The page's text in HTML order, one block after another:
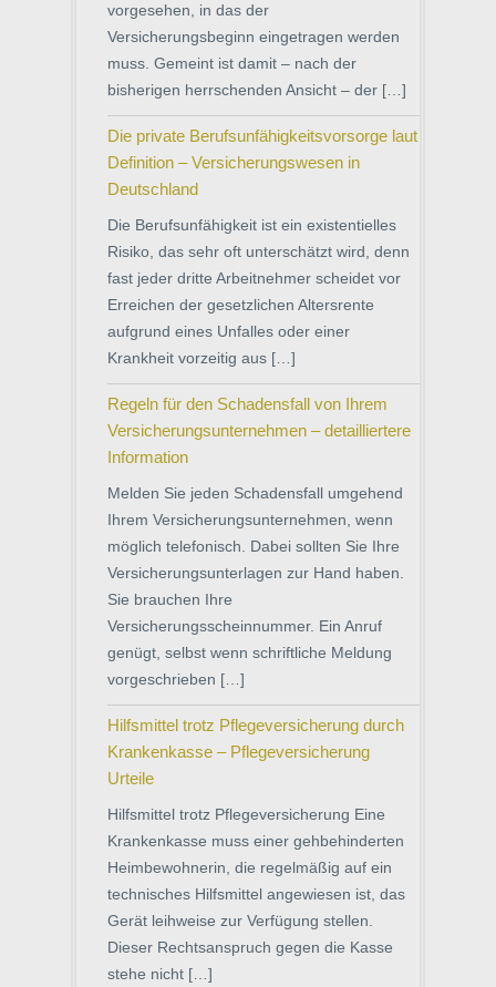
vorgesehen, in das der
Versicherungsbeginn eingetragen werden
muss. Gemeint ist damit – nach der
bisherigen herrschenden Ansicht – der […]
Die private Berufsunfähigkeitsvorsorge laut
Definition – Versicherungswesen in
Deutschland
Die Berufsunfähigkeit ist ein existentielles
Risiko, das sehr oft unterschätzt wird, denn
fast jeder dritte Arbeitnehmer scheidet vor
Erreichen der gesetzlichen Altersrente
aufgrund eines Unfalles oder einer
Krankheit vorzeitig aus […]
Regeln für den Schadensfall von Ihrem
Versicherungsunternehmen – detailliertere
Information
Melden Sie jeden Schadensfall umgehend
Ihrem Versicherungsunternehmen, wenn
möglich telefonisch. Dabei sollten Sie Ihre
Versicherungsunterlagen zur Hand haben.
Sie brauchen Ihre
Versicherungsscheinnummer. Ein Anruf
genügt, selbst wenn schriftliche Meldung
vorgeschrieben […]
Hilfsmittel trotz Pflegeversicherung durch
Krankenkasse – Pflegeversicherung
Urteile
Hilfsmittel trotz Pflegeversicherung Eine
Krankenkasse muss einer gehbehinderten
Heimbewohnerin, die regelmäßig auf ein
technisches Hilfsmittel angewiesen ist, das
Gerät leihweise zur Verfügung stellen.
Dieser Rechtsanspruch gegen die Kasse
stehe nicht […]